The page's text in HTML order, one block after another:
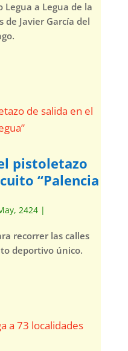
a Legua de la
de Javier García del
pistoletazo
“Palencia
2424|
recorrer las calles
deportivo único.